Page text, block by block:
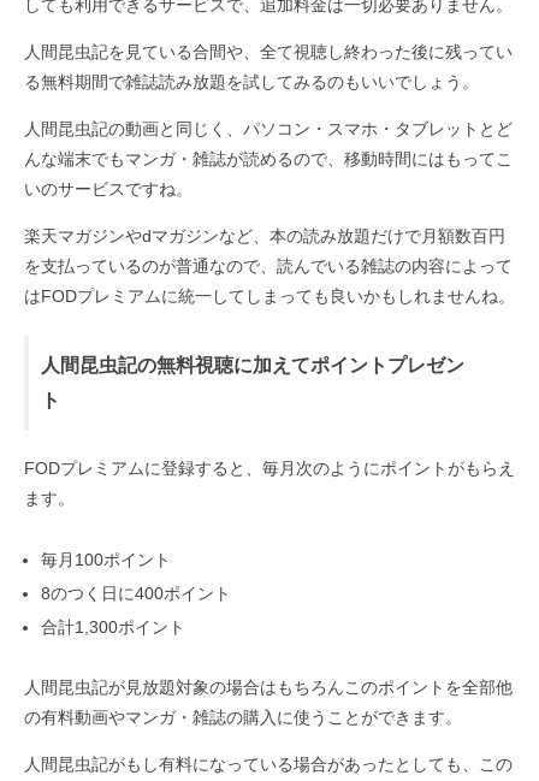
しても利用できるサービスで、追加料金は一切必要ありません。
人間昆虫記を見ている合間や、全て視聴し終わった後に残ってい
る無料期間で雑誌読み放題を試してみるのもいいでしょう。
人間昆虫記の動画と同じく、パソコン・スマホ・タブレットとど
んな端末でもマンガ・雑誌が読めるので、移動時間にはもってこ
いのサービスですね。
楽天マガジンやdマガジンなど、本の読み放題だけで月額数百円
を支払っているのが普通なので、読んでいる雑誌の内容によって
はFODプレミアムに統一してしまっても良いかもしれませんね。
人間昆虫記の無料視聴に加えてポイントプレゼン
ト
FODプレミアムに登録すると、毎月次のようにポイントがもらえ
ます。
毎月100ポイント
8のつく日に400ポイント
合計1,300ポイント
人間昆虫記が見放題対象の場合はもちろんこのポイントを全部他
の有料動画やマンガ・雑誌の購入に使うことができます。
人間昆虫記がもし有料になっている場合があったとしても、この